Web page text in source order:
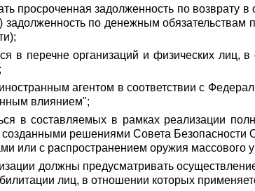
просроченная задолженность по возврату
по денежным обязательствам
в перечне организаций и физических лиц,
агентом в соответствии с
влиянием";
в составляемых в рамках реализации
решениями Совета Безопасности
или с распространением оружия массового
должны предусматривать
лиц, в отношении которых